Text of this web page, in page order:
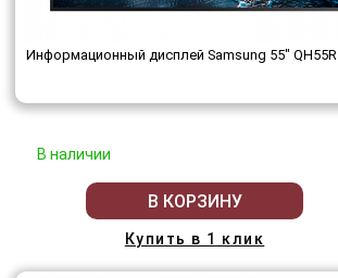
Информационный дисплей Samsung 55" QH55R
В наличии
В КОРЗИНУ
Купить в 1 клик